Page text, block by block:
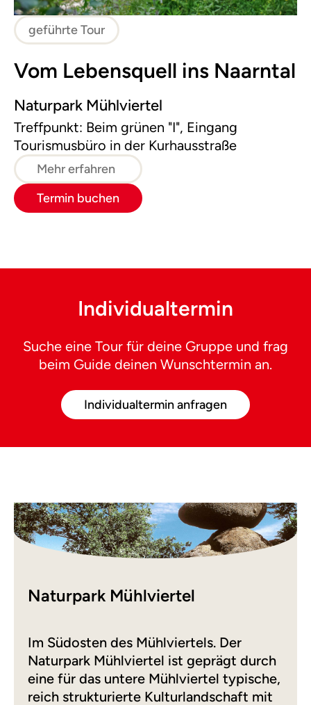
geführte Tour
Vom Lebensquell ins Naarntal
Naturpark Mühlviertel
Treffpunkt: Beim grünen "I", Eingang
Tourismusbüro in der Kurhausstraße
Mehr erfahren
Termin buchen
Individualtermin
Suche eine Tour für deine Gruppe und frag
beim Guide deinen Wunschtermin an.
Individualtermin anfragen
Naturpark Mühlviertel
Im Südosten des Mühlviertels. Der
Naturpark Mühlviertel ist geprägt durch
eine für das untere Mühlviertel typische,
reich strukturierte Kulturlandschaft mit